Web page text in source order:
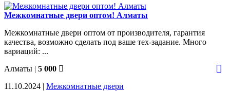
Межкомнатные двери оптом! Алматы
Межкомнатные двери оптом от производителя, гарантия
качества, возможно сделать под ваше тех-задание. Много
вариаций: ...
Алматы | 5 000
11.10.2024 | Межкомнатные двери